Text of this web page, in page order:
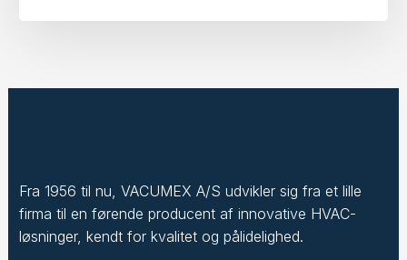
Fra 1956 til nu, VACUMEX A/S udvikler sig fra et lille
firma til en førende producent af innovative HVAC-
løsninger, kendt for kvalitet og pålidelighed.